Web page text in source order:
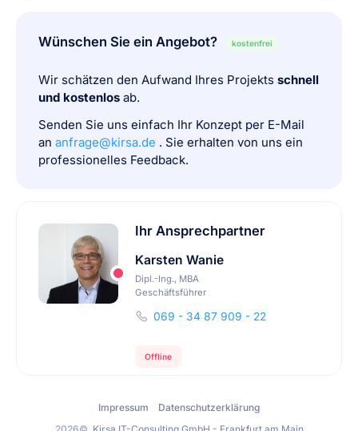
Wünschen Sie ein Angebot? kostenfrei
Wir schätzen den Aufwand Ihres Projekts schnell
und kostenlos ab.
Senden Sie uns einfach Ihr Konzept per E-Mail
an anfrage@kirsa.de . Sie erhalten von uns ein
professionelles Feedback.
Ihr Ansprechpartner
Karsten Wanie
Dipl.-Ing., MBA
Geschäftsführer
069 - 34 87 909 - 22
Offline
Impressum Datenschutzerklärung